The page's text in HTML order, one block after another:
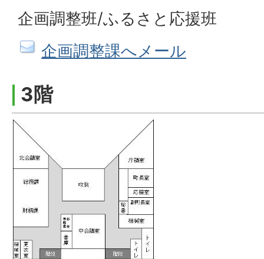
企画調整班/ふるさと応援班
企画調整課へメール
3階